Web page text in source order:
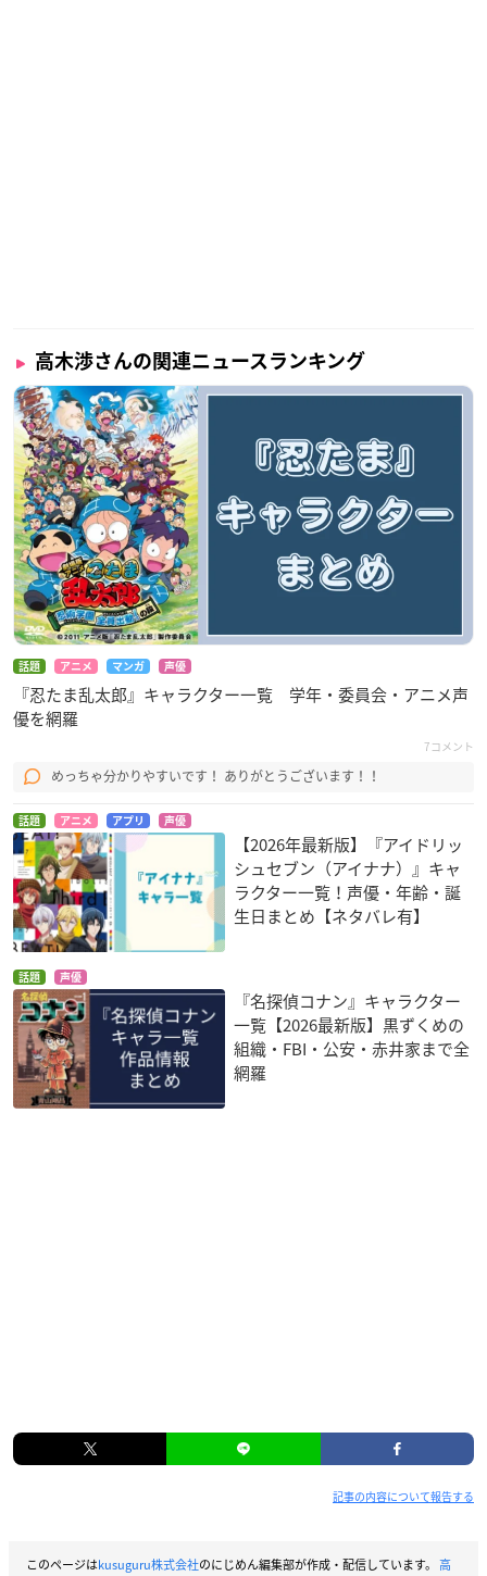
高木渉さんの関連ニュースランキング
話題 アニメ マンガ 声優
『忍たま乱太郎』キャラクター一覧 学年・委員会・アニメ声
優を網羅
7コメント
めっちゃ分かりやすいです！ ありがとうございます！！
話題 アニメ アプリ 声優
【2026年最新版】『アイドリッ
シュセブン（アイナナ）』キャ
ラクター一覧！声優・年齢・誕
生日まとめ【ネタバレ有】
話題 声優
『名探偵コナン』キャラクター
一覧【2026最新版】黒ずくめの
組織・FBI・公安・赤井家まで全
網羅
記事の内容について報告する
このページはkusuguru株式会社のにじめん編集部が作成・配信しています。 高